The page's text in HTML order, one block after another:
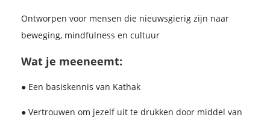
Ontworpen voor mensen die nieuwsgierig zijn naar
beweging, mindfulness en cultuur
Wat je meeneemt:
● Een basiskennis van Kathak
● Vertrouwen om jezelf uit te drukken door middel van